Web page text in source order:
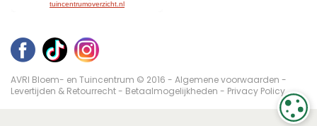
AVRI Bloem- en Tuincentrum © 2016 - Algemene voorwaarden -
Levertijden & Retourrecht- Betaalmogelijkheden - Privacy Policy